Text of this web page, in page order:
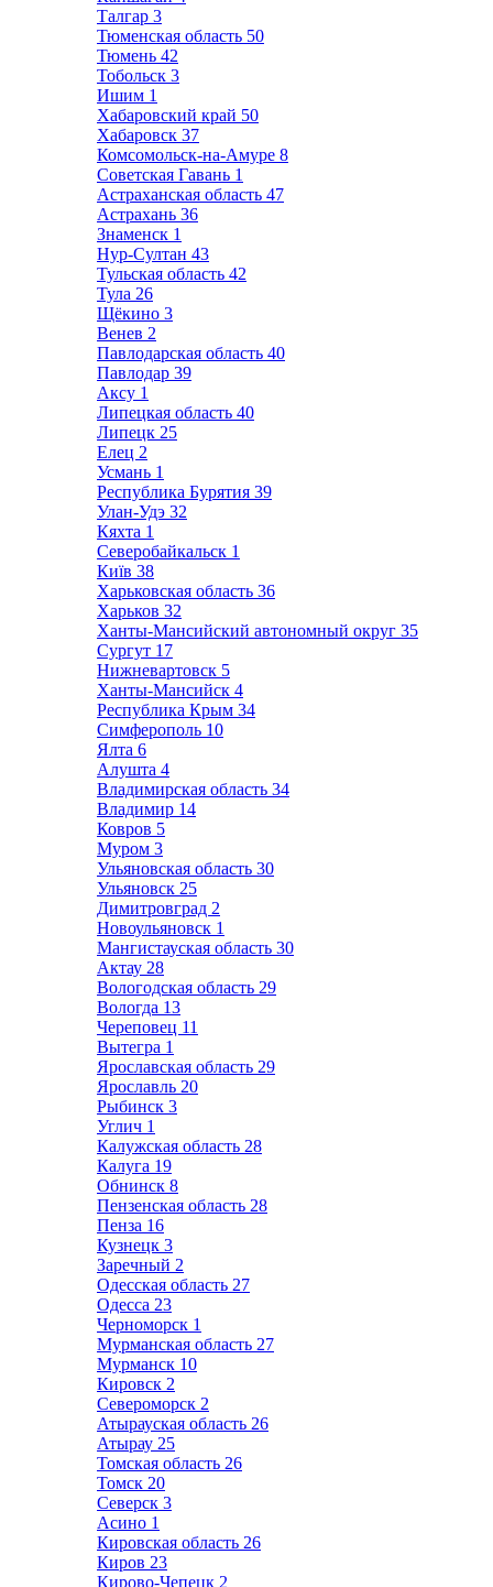
Талгар 3
Тюменская область 50
Тюмень 42
Тобольск 3
Ишим 1
Хабаровский край 50
Хабаровск 37
Комсомольск-на-Амуре 8
Советская Гавань 1
Астраханская область 47
Астрахань 36
Знаменск 1
Нур-Султан 43
Тульская область 42
Тула 26
Щёкино 3
Венев 2
Павлодарская область 40
Павлодар 39
Аксу 1
Липецкая область 40
Липецк 25
Елец 2
Усмань 1
Республика Бурятия 39
Улан-Удэ 32
Кяхта 1
Северобайкальск 1
Київ 38
Харьковская область 36
Харьков 32
Ханты-Мансийский автономный округ 35
Сургут 17
Нижневартовск 5
Ханты-Мансийск 4
Республика Крым 34
Симферополь 10
Ялта 6
Алушта 4
Владимирская область 34
Владимир 14
Ковров 5
Муром 3
Ульяновская область 30
Ульяновск 25
Димитровград 2
Новоульяновск 1
Мангистауская область 30
Актау 28
Вологодская область 29
Вологда 13
Череповец 11
Вытегра 1
Ярославская область 29
Ярославль 20
Рыбинск 3
Углич 1
Калужская область 28
Калуга 19
Обнинск 8
Пензенская область 28
Пенза 16
Кузнецк 3
Заречный 2
Одесская область 27
Одесса 23
Черноморск 1
Мурманская область 27
Мурманск 10
Кировск 2
Североморск 2
Атырауская область 26
Атырау 25
Томская область 26
Томск 20
Северск 3
Асино 1
Кировская область 26
Киров 23
Кирово-Чепецк 2